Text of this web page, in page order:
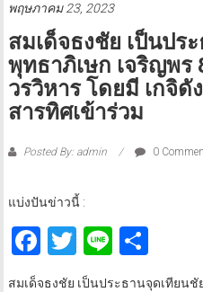
พฤษภาคม 23, 2023
สมเด็จธงชัย เป็นปร
พุทธาภิเษก เจริญพร
วรวิหาร โดยมี เกจิดั
สารทิศเข้าร่วม
Posted By: admin 0
แบ่งปันข่าวนี้ :
Facebook
Twitter
LineShare
สมเด็จธงชัย เป็นประธานจุดเทียน